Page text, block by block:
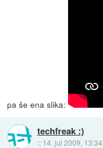
pa še ena slika:
techfreak :)
:: 14. jul 2009, 13:34